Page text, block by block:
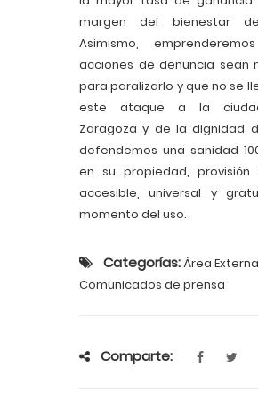
margen del bienestar
Asimismo,
acciones de denuncia sean
para paralizarlo y que no se
este ataque a la
Zaragoza y de la dignidad
defendemos una sanidad
en su propiedad, provisión
accesible, universal y
momento del uso.
Categorías:Área Externa
Comunicados de prensa
Comparte: